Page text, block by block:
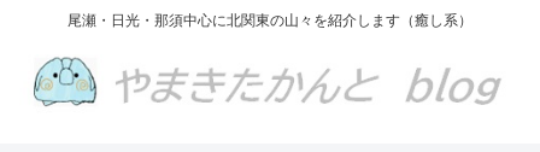
尾瀬・日光・那須中心に北関東の山々を紹介します（癒し系）